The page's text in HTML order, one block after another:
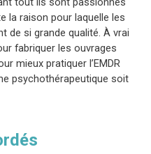
la raison pour laquelle les
de si grande qualité. À vrai
fabriquer les ouvrages
mieux pratiquer l’EMDR
psychothérapeutique soit